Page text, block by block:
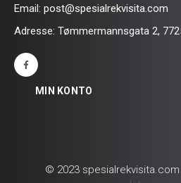
Email: post@spesialrekvisita.com
Adresse: Tømmermannsgata 2,
MIN KONTO
© 2023